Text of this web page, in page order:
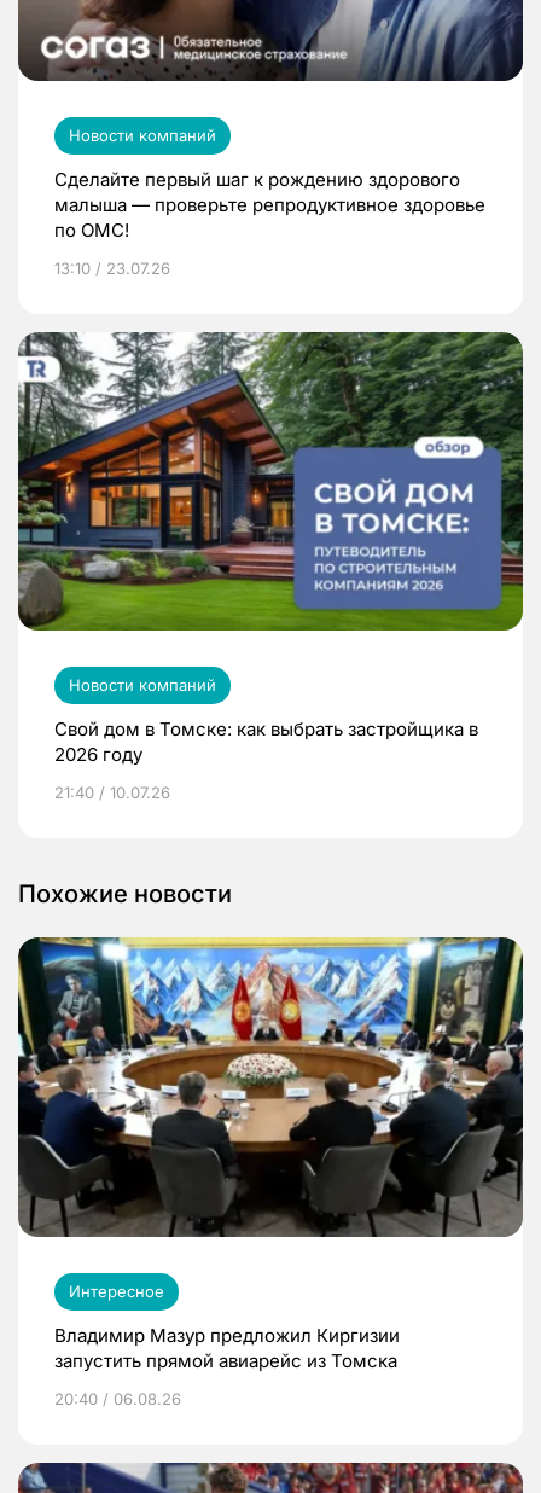
Новости компаний
Сделайте первый шаг к рождению здорового
малыша — проверьте репродуктивное здоровье
по ОМС!
13:10 / 23.07.26
Новости компаний
Свой дом в Томске: как выбрать застройщика в
2026 году
21:40 / 10.07.26
Похожие новости
Интересное
Владимир Мазур предложил Киргизии
запустить прямой авиарейс из Томска
20:40 / 06.08.26